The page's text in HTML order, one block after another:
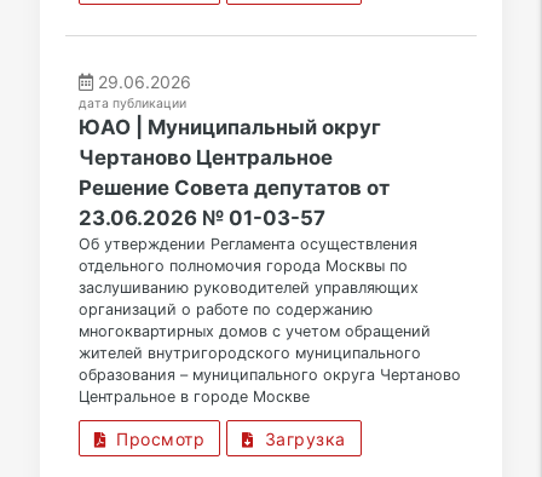
29.06.2026
дата публикации
ЮАО | Муниципальный округ
Чертаново Центральное
Решение Совета депутатов от
23.06.2026 № 01-03-57
Об утверждении Регламента осуществления
отдельного полномочия города Москвы по
заслушиванию руководителей управляющих
организаций о работе по содержанию
многоквартирных домов с учетом обращений
жителей внутригородского муниципального
образования – муниципального округа Чертаново
Центральное в городе Москве
Просмотр Загрузка